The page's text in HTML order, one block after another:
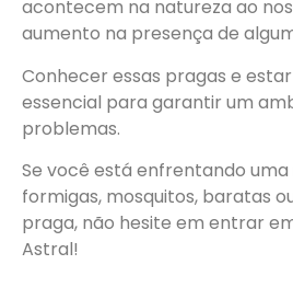
acontecem na natureza ao
aumento na presença de
Conhecer essas pragas e
essencial para garantir um
problemas.
Se você está enfrentando
formigas, mosquitos, baratas
praga, não hesite em entrar
Astral!